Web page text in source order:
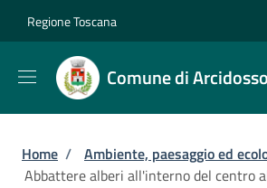
Regione Toscana
Comune di Arcidosso
Briciole di pane
Home / Ambiente, paesaggio ed
Abbattere alberi all'interno del centro